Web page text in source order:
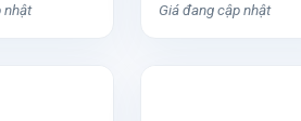
nhật Giá đang cập nhật